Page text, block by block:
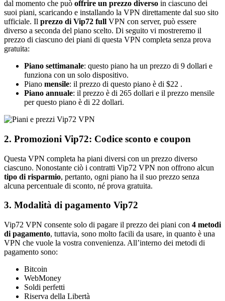
dal momento che può offrire un prezzo diverso in ciascuno dei
suoi piani, scaricando e installando la VPN direttamente dal suo sito
ufficiale. Il prezzo di Vip72 full VPN con server, può essere
diverso a seconda del piano scelto. Di seguito vi mostreremo il
prezzo di ciascuno dei piani di questa VPN completa senza prova
gratuita:
Piano settimanale: questo piano ha un prezzo di 9 dollari e
funziona con un solo dispositivo.
Piano mensile: il prezzo di questo piano è di $22 .
Piano annuale: il prezzo è di 265 dollari e il prezzo mensile
per questo piano è di 22 dollari.
2. Promozioni Vip72: Codice sconto e coupon
Questa VPN completa ha piani diversi con un prezzo diverso
ciascuno. Nonostante ciò i contratti Vip72 VPN non offrono alcun
tipo di risparmio, pertanto, ogni piano ha il suo prezzo senza
alcuna percentuale di sconto, né prova gratuita.
3. Modalità di pagamento Vip72
Vip72 VPN consente solo di pagare il prezzo dei piani con 4 metodi
di pagamento, tuttavia, sono molto facili da usare, in quanto è una
VPN che vuole la vostra convenienza. All’interno dei metodi di
pagamento sono:
Bitcoin
WebMoney
Soldi perfetti
Riserva della Libertà